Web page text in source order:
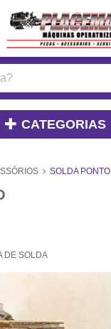
CATEGORIAS
SOLDA PONTO
DE SOLDA